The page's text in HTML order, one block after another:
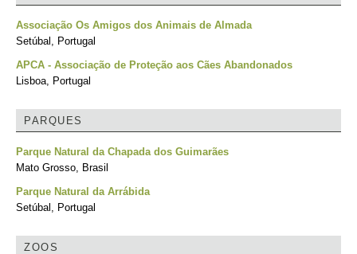
Associação Os Amigos dos Animais de Almada
Setúbal, Portugal
APCA - Associação de Proteção aos Cães Abandonados
Lisboa, Portugal
PARQUES
Parque Natural da Chapada dos Guimarães
Mato Grosso, Brasil
Parque Natural da Arrábida
Setúbal, Portugal
ZOOS